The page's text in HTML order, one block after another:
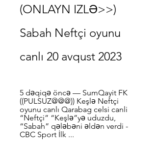
(ONLAYN IZLƏ>>)
Sabah Neftçi oyunu
canlı 20 avqust 2023
5 dəqiqə öncə — SumQayit FK
((PULSUZ@@@)) Keşlə Neftçi
oyunu canlı Qarabag celsi canli
“Neftçi” “Keşlə”yə uduzdu,
“Sabah” qələbəni əldən verdi -
CBC Sport İlk ...